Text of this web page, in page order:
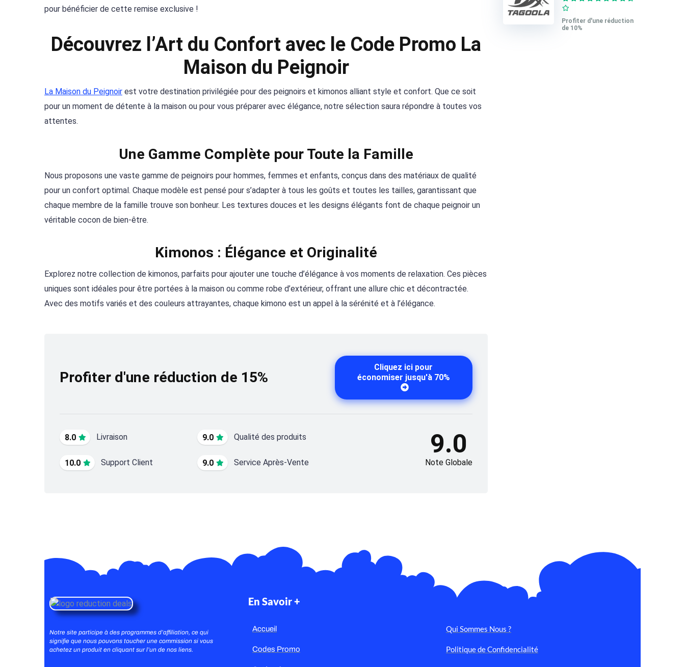
pour bénéficier de cette remise exclusive !
Découvrez l’Art du Confort avec le Code Promo La
Maison du Peignoir
La Maison du Peignoir est votre destination privilégiée pour des peignoirs et kimonos alliant style et confort. Que ce soit
pour un moment de détente à la maison ou pour vous préparer avec élégance, notre sélection saura répondre à toutes vos
attentes.
Une Gamme Complète pour Toute la Famille
Nous proposons une vaste gamme de peignoirs pour hommes, femmes et enfants, conçus dans des matériaux de qualité
pour un confort optimal. Chaque modèle est pensé pour s’adapter à tous les goûts et toutes les tailles, garantissant que
chaque membre de la famille trouve son bonheur. Les textures douces et les designs élégants font de chaque peignoir un
véritable cocon de bien-être.
Kimonos : Élégance et Originalité
Explorez notre collection de kimonos, parfaits pour ajouter une touche d’élégance à vos moments de relaxation. Ces pièces
uniques sont idéales pour être portées à la maison ou comme robe d’extérieur, offrant une allure chic et décontractée.
Avec des motifs variés et des couleurs attrayantes, chaque kimono est un appel à la sérénité et à l’élégance.
Profiter d'une réduction de 15%
Cliquez ici pour
économiser jusqu'à 70%
8.0 Livraison 9.0 Qualité des produits
10.0 Support Client 9.0 Service Après-Vente
9.0
Note Globale
Profiter d'une réduction
de 10%
Notre site participe à des programmes d’affiliation, ce qui
signifie que nous pouvons toucher une commission si vous
achetez un produit en cliquant sur l’un de nos liens.
En Savoir +
Accueil
Codes Promo
Qui Sommes Nous ?
Politique de Confidencialité